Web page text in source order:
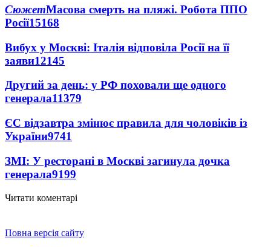
СюжетМасова смерть на пляжі. Робота ППО
Росії15168
Вибух у Москві: Італія відповіла Росії на її
заяви12145
Другий за день: у РФ поховали ще одного
генерала11379
ЄС відзавтра змінює правила для чоловіків із
України9741
ЗМІ: У ресторані в Москві загинула дочка
генерала9199
Читати коментарі
Повна версія сайту